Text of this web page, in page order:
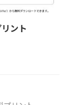
ント